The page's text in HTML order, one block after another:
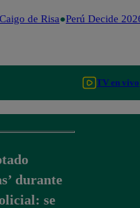
de Risa Perú Decide 2026
TV en vivo
durante
se